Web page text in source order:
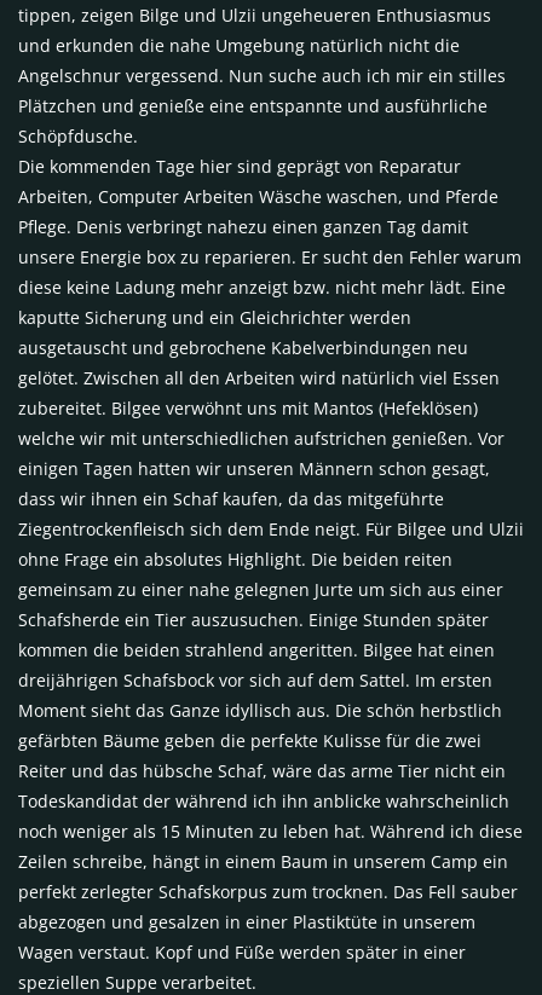
tippen, zeigen Bilge und Ulzii ungeheueren Enthusiasmus
und erkunden die nahe Umgebung natürlich nicht die
Angelschnur vergessend. Nun suche auch ich mir ein stilles
Plätzchen und genieße eine entspannte und ausführliche
Schöpfdusche.
Die kommenden Tage hier sind geprägt von Reparatur
Arbeiten, Computer Arbeiten Wäsche waschen, und Pferde
Pflege. Denis verbringt nahezu einen ganzen Tag damit
unsere Energie box zu reparieren. Er sucht den Fehler warum
diese keine Ladung mehr anzeigt bzw. nicht mehr lädt. Eine
kaputte Sicherung und ein Gleichrichter werden
ausgetauscht und gebrochene Kabelverbindungen neu
gelötet. Zwischen all den Arbeiten wird natürlich viel Essen
zubereitet. Bilgee verwöhnt uns mit Mantos (Hefeklösen)
welche wir mit unterschiedlichen aufstrichen genießen. Vor
einigen Tagen hatten wir unseren Männern schon gesagt,
dass wir ihnen ein Schaf kaufen, da das mitgeführte
Ziegentrockenfleisch sich dem Ende neigt. Für Bilgee und Ulzii
ohne Frage ein absolutes Highlight. Die beiden reiten
gemeinsam zu einer nahe gelegnen Jurte um sich aus einer
Schafsherde ein Tier auszusuchen. Einige Stunden später
kommen die beiden strahlend angeritten. Bilgee hat einen
dreijährigen Schafsbock vor sich auf dem Sattel. Im ersten
Moment sieht das Ganze idyllisch aus. Die schön herbstlich
gefärbten Bäume geben die perfekte Kulisse für die zwei
Reiter und das hübsche Schaf, wäre das arme Tier nicht ein
Todeskandidat der während ich ihn anblicke wahrscheinlich
noch weniger als 15 Minuten zu leben hat. Während ich diese
Zeilen schreibe, hängt in einem Baum in unserem Camp ein
perfekt zerlegter Schafskorpus zum trocknen. Das Fell sauber
abgezogen und gesalzen in einer Plastiktüte in unserem
Wagen verstaut. Kopf und Füße werden später in einer
speziellen Suppe verarbeitet.